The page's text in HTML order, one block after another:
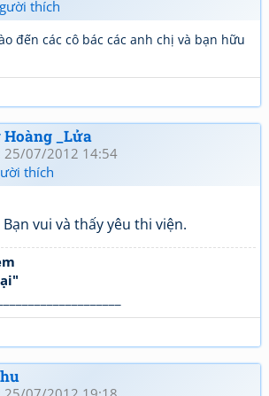
thích
đến các cô bác các anh chị và bạn hữu
_Lửa
25/07/2012 14:54
thích
Bạn vui và thấy yêu thi viện.